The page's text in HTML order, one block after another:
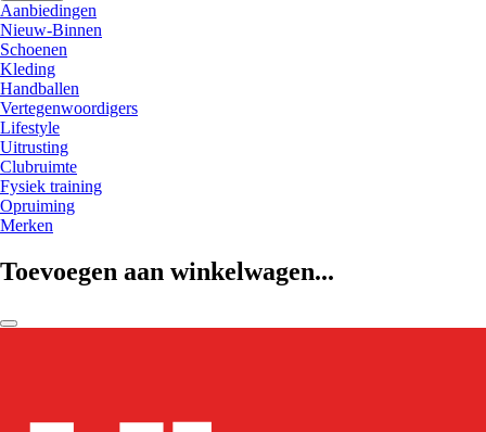
Aanbiedingen
Nieuw-Binnen
Schoenen
Kleding
Handballen
Vertegenwoordigers
Lifestyle
Uitrusting
Clubruimte
Fysiek training
Opruiming
Merken
Toevoegen aan winkelwagen...